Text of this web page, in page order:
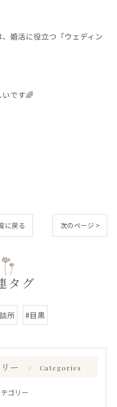
婚活に役立つ「ウェディン
です🌈
に戻る 次のページ >
タグ
所 #目黒
ー Categories
ゴリー